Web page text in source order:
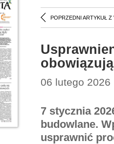
POPRZEDNI ARTYKUŁ Z
obowiązują
06 lutego 2026
7 stycznia
budowlane.
usprawnić